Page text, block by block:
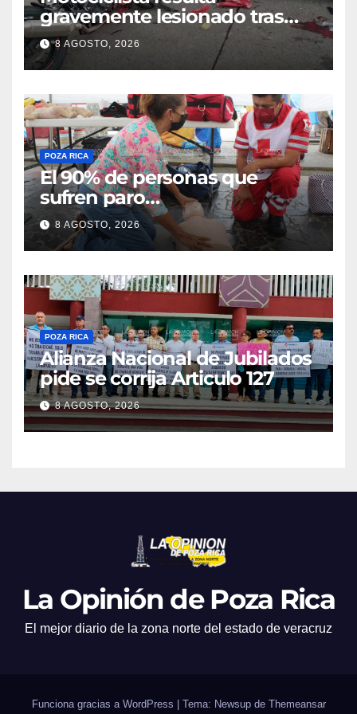
gravemente lesionado tras
choque en la colonia Ricardo
Flores Magón
8 AGOSTO, 2026
POZA RICA
El 90% de personas que
sufren paro
cardiorrespiratorio mueren
8 AGOSTO, 2026
POZA RICA
Alianza Nacional de Jubilados
pide se corrija Articulo 127
8 AGOSTO, 2026
La Opinión de Poza Rica
El mejor diario de la zona norte del estado de veracruz
Funciona gracias a WordPress Tema: Newsup de Themeansar